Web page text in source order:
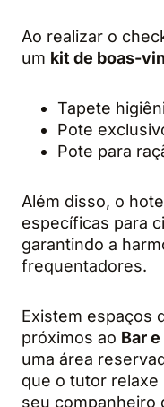
Ao realizar o
um kit de boas-
Tapete
Pote
Pote para
Além disso, o
específicas para
garantindo a
frequentadores.
Existem espaços
próximos ao Bar
uma área
que o tutor
seu companheiro